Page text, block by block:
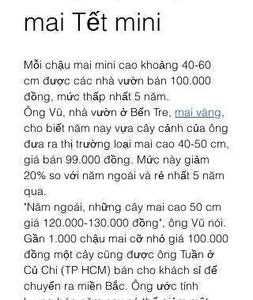
mai Tết mini
Mỗi chậu mai mini cao khoảng 40-60
cm được các nhà vườn bán 100.000
đồng, mức thấp nhất 5 năm.
Ông Vũ, nhà vườn ở Bến Tre, mai vàng,
cho biết năm nay vựa cây cảnh của ông
đưa ra thị trường loại mai cao 40-50 cm,
giá bán 99.000 đồng. Mức này giảm
20% so với năm ngoái và rẻ nhất 5 năm
qua.
"Năm ngoái, những cây mai cao 50 cm
giá 120.000-130.000 đồng", ông Vũ nói.
Gần 1.000 chậu mai cỡ nhỏ giá 100.000
đồng một cây cũng được ông Tuần ở
Củ Chi (TP HCM) bán cho khách sỉ để
chuyển ra miền Bắc. Ông ước tính